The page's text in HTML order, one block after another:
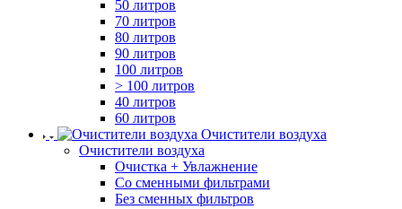
50 литров
70 литров
80 литров
90 литров
100 литров
> 100 литров
40 литров
60 литров
Очистители воздуха
Очистители воздуха
Очистка + Увлажнение
Cо сменными фильтрами
Без сменных фильтров